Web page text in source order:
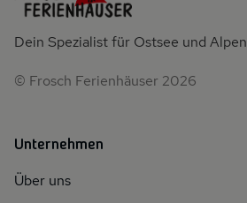
Dein Spezialist für Ostsee und Alpen
© Frosch Ferienhäuser 2026
Unternehmen
Über uns